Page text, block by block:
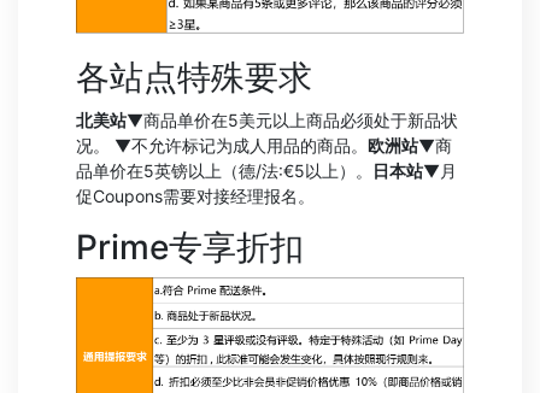
各站点特殊要求
北美站▼商品单价在5美元以上商品必须处于新品状
况。 ▼不允许标记为成人用品的商品。 欧洲站▼商
品单价在5英镑以上（德/法:€5以上）。
日本站▼月
促Coupons需要对接经理报名。
Prime专享折扣